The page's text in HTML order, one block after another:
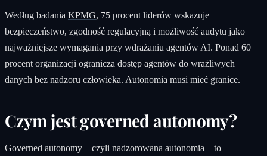
Według badania KPMG, 75 procent liderów wskazuje
bezpieczeństwo, zgodność regulacyjną i możliwość audytu jako
najważniejsze wymagania przy wdrażaniu agentów AI. Ponad 60
procent organizacji ogranicza dostęp agentów do wrażliwych
danych bez nadzoru człowieka. Autonomia musi mieć granice.
Czym jest governed autonomy?
Governed autonomy – czyli nadzorowana autonomia – to